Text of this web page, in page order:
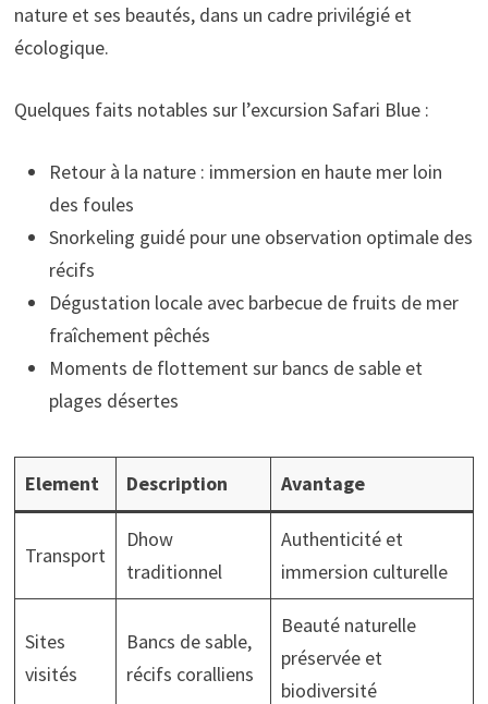
nature et ses beautés, dans un cadre privilégié et
écologique.
Quelques faits notables sur l’excursion Safari Blue :
Retour à la nature : immersion en haute mer loin
des foules
Snorkeling guidé pour une observation optimale des
récifs
Dégustation locale avec barbecue de fruits de mer
fraîchement pêchés
Moments de flottement sur bancs de sable et
plages désertes
Element Description Avantage
Transport
Dhow
traditionnel
Authenticité et
immersion culturelle
Sites
visités
Bancs de sable,
récifs coralliens
Beauté naturelle
préservée et
biodiversité